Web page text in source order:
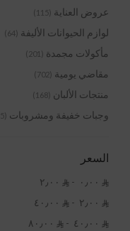
عروض العناية (115)
لوازم الحيوانات الأليفة (64)
مأكولات مجمدة (201)
مقاضي يومية (702)
منتجات الألبان (168)
وجبات خفيفة ومشروبات (735)
السعر





